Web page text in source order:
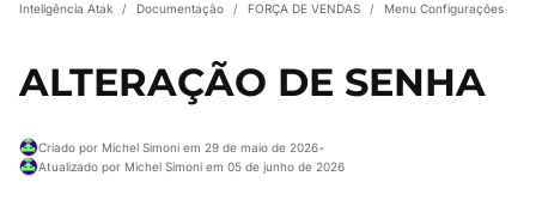
Inteligência Atak / Documentação / FORÇA DE VENDAS / Menu Configurações
ALTERAÇÃO DE SENHA
Criado por Michel Simoni em 29 de maio de 2026•
Atualizado por Michel Simoni em 05 de junho de 2026